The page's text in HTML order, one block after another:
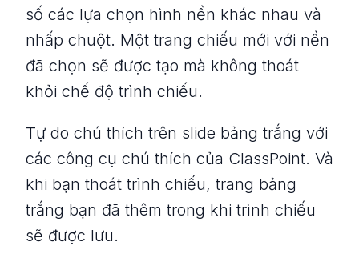
số các lựa chọn hình nền khác nhau và
nhấp chuột. Một trang chiếu mới với nền
đã chọn sẽ được tạo mà không thoát
khỏi chế độ trình chiếu.
Tự do chú thích trên slide bảng trắng với
các công cụ chú thích của ClassPoint. Và
khi bạn thoát trình chiếu, trang bảng
trắng bạn đã thêm trong khi trình chiếu
sẽ được lưu.